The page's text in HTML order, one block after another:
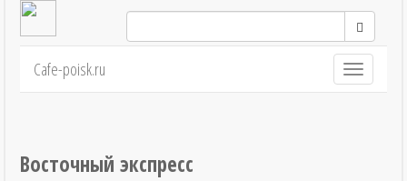
Навигация
Cafe-poisk.ru
Восточный экспресс